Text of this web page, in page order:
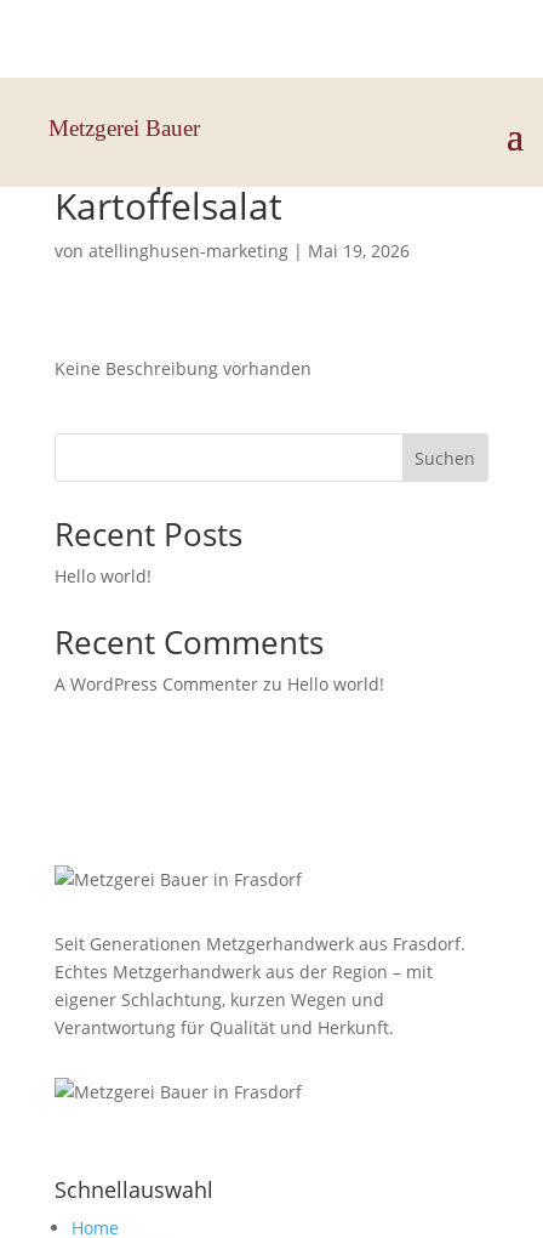
Metzgerei Bauer
Kartoffelsalat
von atellinghusen-marketing| Mai 19, 2026
Keine Beschreibung vorhanden
Suchen
Recent Posts
Hello world!
Recent Comments
A WordPress Commenterzu Hello world!
Seit Generationen Metzgerhandwerk aus Frasdorf.
Echtes Metzgerhandwerk aus der Region – mit
eigener Schlachtung, kurzen Wegen und
Verantwortung für Qualität und Herkunft.
Schnellauswahl
Home